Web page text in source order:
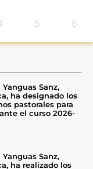
5 6
Yanguas Sanz,
ha designado los
pastorales para
el curso 2026-
Yanguas Sanz,
ha realizado los